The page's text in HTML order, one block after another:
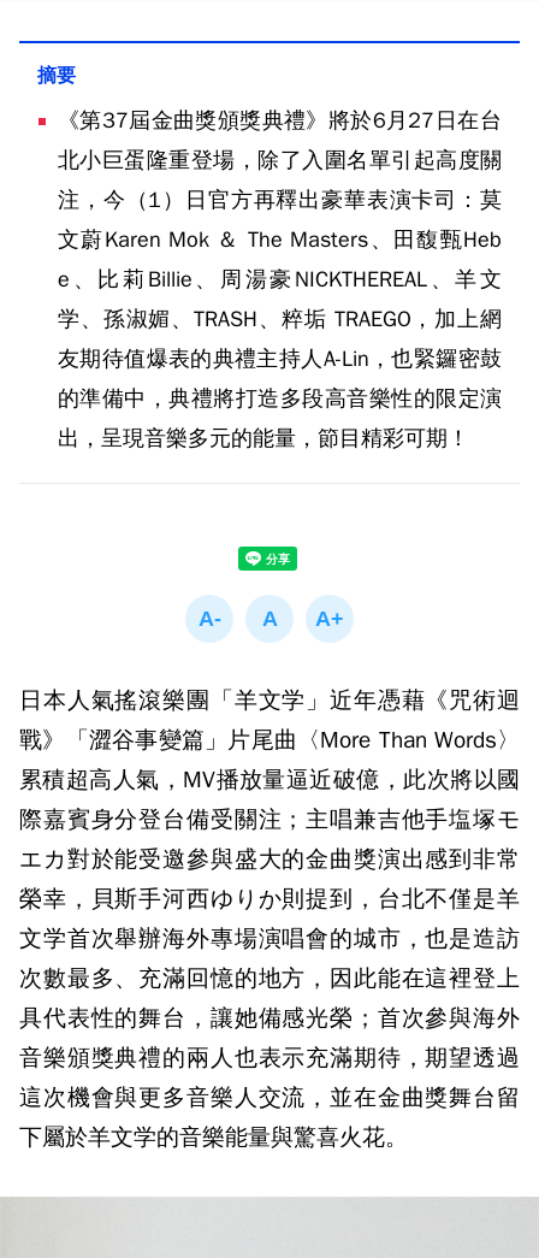
《第37屆金曲獎頒獎典禮》將於6月27日在台
北小巨蛋隆重登場，除了入圍名單引起高度關
注，今（1）日官方再釋出豪華表演卡司：莫
文蔚Karen Mok ＆ The Masters、田馥甄Heb
e、比莉Billie、周湯豪NICKTHEREAL、羊文
学、孫淑媚、TRASH、粹垢 TRAEGO，加上網
友期待值爆表的典禮主持人A-Lin，也緊鑼密鼓
的準備中，典禮將打造多段高音樂性的限定演
出，呈現音樂多元的能量，節目精彩可期！
日本人氣搖滾樂團「羊文学」近年憑藉《咒術迴
戰》「澀谷事變篇」片尾曲〈More Than Words〉
累積超高人氣，MV播放量逼近破億，此次將以國
際嘉賓身分登台備受關注；主唱兼吉他手塩塚モ
エカ對於能受邀參與盛大的金曲獎演出感到非常
榮幸，貝斯手河西ゆりか則提到，台北不僅是羊
文学首次舉辦海外專場演唱會的城市，也是造訪
次數最多、充滿回憶的地方，因此能在這裡登上
具代表性的舞台，讓她備感光榮；首次參與海外
音樂頒獎典禮的兩人也表示充滿期待，期望透過
這次機會與更多音樂人交流，並在金曲獎舞台留
下屬於羊文学的音樂能量與驚喜火花。